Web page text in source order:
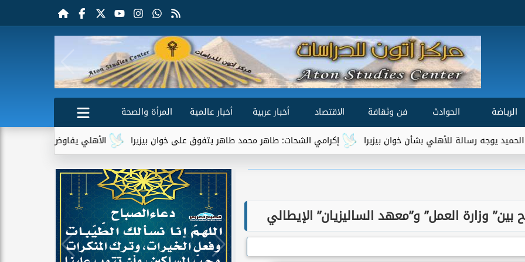
الرياضة الحوادث فن وثقافة الاقتصاد أخبار عربية أخبار عالمية
المرأة والصحة
الأهلي يفاوض أحمد عبد القادر للعودة..
إكرامي الشحات: طاهر محمد طاهر يتفوق على خوان بيزيرا للأهلي بشأن خوان بيزيرا